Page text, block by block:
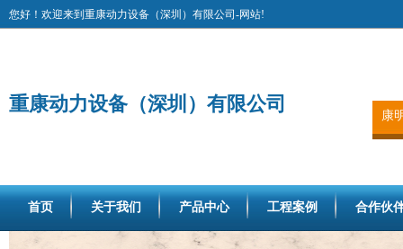
您好！欢迎来到重康动力设备（深圳）有限公司-网站!
重康动力设备（深圳）有限公司
康
首页 关于我们 产品中心 工程案例 合作伙